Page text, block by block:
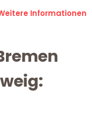
Informationen